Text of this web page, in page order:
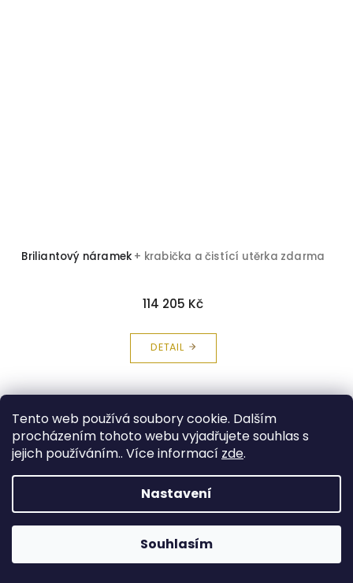
Tento web používá soubory cookie. Dalším
procházením tohoto webu vyjadřujete souhlas s
jejich používáním.. Více informací zde.
Nastavení
Souhlasím
Briliantový náramek + krabička a čistící utěrka zdarma
114 205 Kč
DETAIL